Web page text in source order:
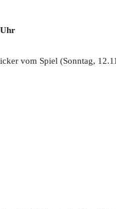
vom Spiel (Sonntag,